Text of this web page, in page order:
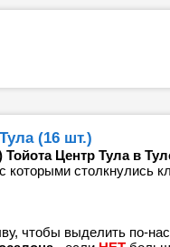
(16 шт.)
Центр Тула в
которыми столкнулись
чтобы выделить по-